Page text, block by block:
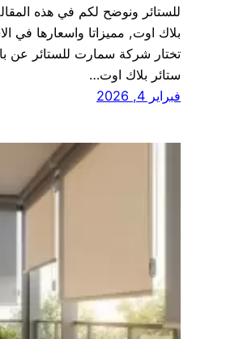
للستائر ونوضح لكم في هذه
بلاك اوت, مميزاتا واسعارها في
تختار شركة سمارت للستائر عن
ستائر بلاك اوت…
فبراير 4, 2026